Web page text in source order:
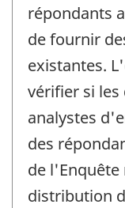
répondants
de fournir
existantes.
vérifier si
analystes
des
de l'Enquête
distribution